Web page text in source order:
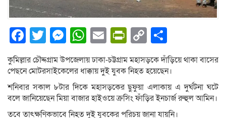
Facebook
Twitter
Messenger
WhatsApp
EmailPrintFriendly
Copy
Link
কুমিল্লার চৌদ্দগ্রাম উপজেলায় ঢাকা-চট্টগ্রাম মহাসড়কে দাঁড়িয়ে থাকা বাসের
পেছনে মোটরসাইকেলের ধাক্কায় দুই যুবক নিহত হয়েছেন।
শনিবার সকাল ৮টার দিকে মহাসড়কের ছুফুয়া এলাকায় এ দুর্ঘটনা ঘটে
বলে জানিয়েছেন মিয়া বাজার হাইওয়ে ক্রসিং ফাঁড়ির ইনচার্জ রুহুল আমিন।
তবে তাৎক্ষণিকভাবে নিহত দুই যুবকের পরিচয় জানা যায়নি।